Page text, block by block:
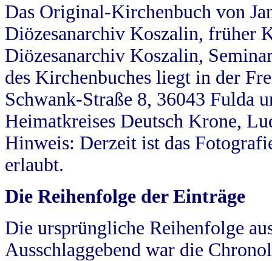
Das Original-Kirchenbuch von
Diözesanarchiv Koszalin, früher
Diözesanarchiv Koszalin,
des Kirchenbuches liegt in der
Schwank-Straße 8, 36043 Fulda
Heimatkreises Deutsch Krone,
Hinweis: Derzeit ist das
erlaubt.
Die Reihenfolge der Einträge
Die ursprüngliche Reihenfolge
Ausschlaggebend war die